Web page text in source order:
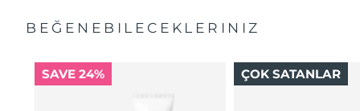
BEĞENEBILECEKLERINIZ
SAVE 24% ÇOK SATANLAR